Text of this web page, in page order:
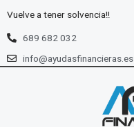
contenido
Vuelve a tener solvencia!!
689 682 032
info@ayudasfinancieras.es